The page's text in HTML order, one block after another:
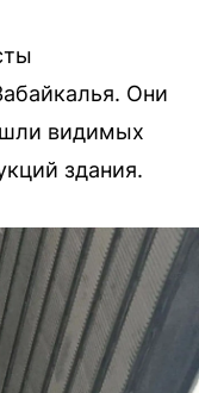
Они
видимых
здания.